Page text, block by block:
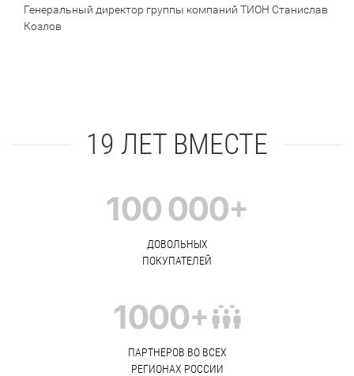
Генеральный директор группы компаний ТИОН Станислав
Козлов
19 ЛЕТ ВМЕСТЕ
ДОВОЛЬНЫХ
ПОКУПАТЕЛЕЙ
ПАРТНЕРОВ ВО ВСЕХ
РЕГИОНАХ РОССИИ